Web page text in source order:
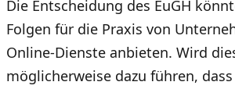
Die Entscheidung des EuGH
Folgen für die Praxis von
Online-Dienste anbieten. Wird
möglicherweise dazu führen,